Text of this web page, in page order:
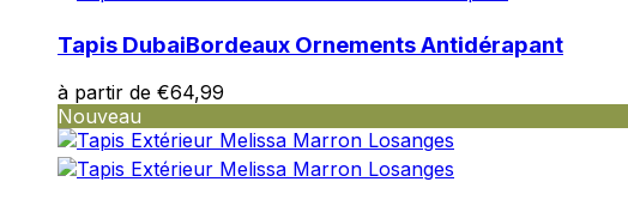
Tapis DubaiBordeaux Ornements Antidérapant
à partir de €64,99
Nouveau